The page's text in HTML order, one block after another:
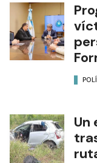
Un